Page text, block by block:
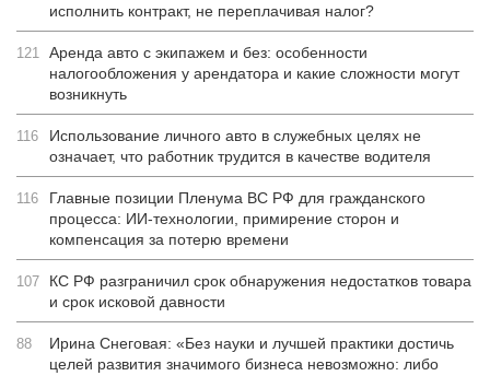
исполнить контракт, не переплачивая налог?
121
Аренда авто с экипажем и без: особенности
налогообложения у арендатора и какие сложности могут
возникнуть
116
Использование личного авто в служебных целях не
означает, что работник трудится в качестве водителя
116
Главные позиции Пленума ВС РФ для гражданского
процесса: ИИ-технологии, примирение сторон и
компенсация за потерю времени
107
КС РФ разграничил срок обнаружения недостатков товара
и срок исковой давности
88
Ирина Снеговая: «Без науки и лучшей практики достичь
целей развития значимого бизнеса невозможно: либо